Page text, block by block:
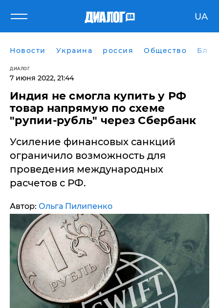
UA
Новости Украина россия Общество
ДИАЛОГ
7 июня 2022, 21:44
Индия не смогла купить у РФ
товар напрямую по схеме
"рупии-рубль" через Сбербанк
Усиление финансовых санкций
ограничило возможность для
проведения международных
расчетов с РФ.
Автор: Ольга Пилипенко